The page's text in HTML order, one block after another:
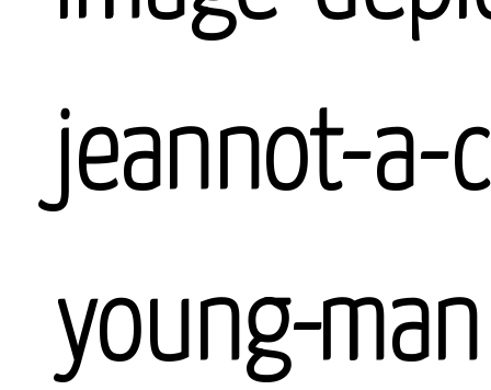
jeannot-a-
young-man